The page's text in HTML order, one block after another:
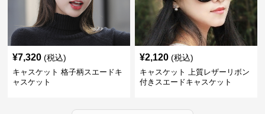
¥7,320 (税込)
キャスケット 格子柄スエードキ
ャスケット
¥2,120 (税込)
キャスケット 上質レザーリボン
付きスエードキャスケット